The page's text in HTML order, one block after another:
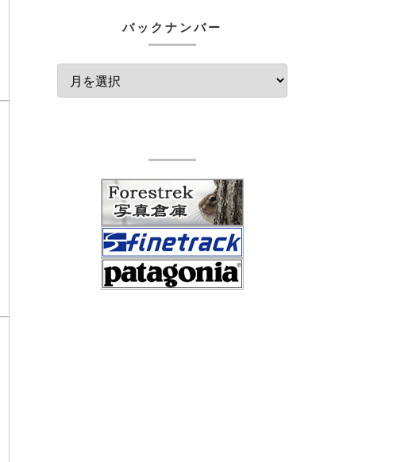
バックナンバー